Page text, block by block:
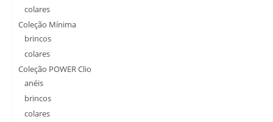
colares
Coleção Mínima
brincos
colares
Coleção POWER Clio
anéis
brincos
colares